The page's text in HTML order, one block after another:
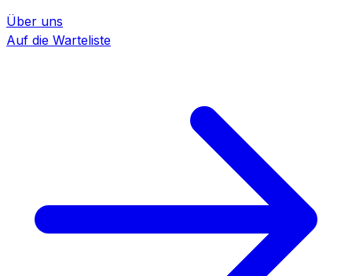
Über uns
Auf die Warteliste